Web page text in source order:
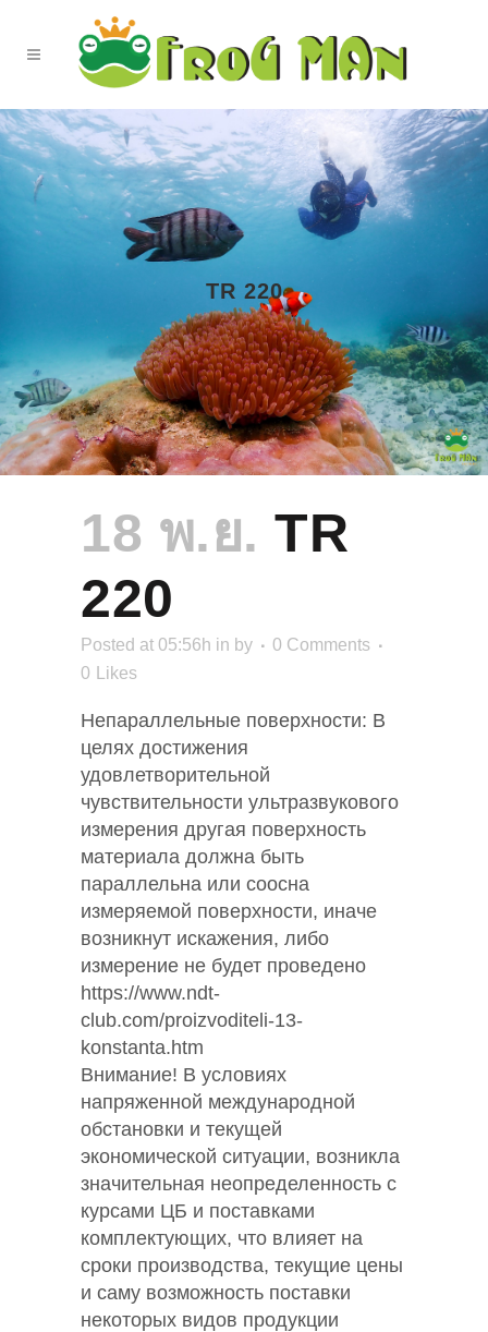
TR 220
18 พ.ย. TR
220
Posted at 05:56h in by
0 Comments
0
Likes
Непараллельные поверхности: В
целях достижения
удовлетворительной
чувствительности ультразвукового
измерения другая поверхность
материала должна быть
параллельна или соосна
измеряемой поверхности, иначе
возникнут искажения, либо
измерение не будет проведено
https://www.ndt-
club.com/proizvoditeli-13-
konstanta.htm
Внимание! В условиях
напряженной международной
обстановки и текущей
экономической ситуации, возникла
значительная неопределенность с
курсами ЦБ и поставками
комплектующих, что влияет на
сроки производства, текущие цены
и саму возможность поставки
некоторых видов продукции